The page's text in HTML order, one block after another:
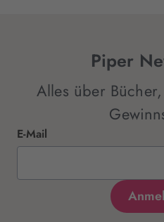
Piper
Alles über
E-Mail